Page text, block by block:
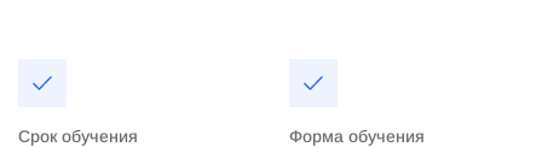
Срок обучения Форма обучения